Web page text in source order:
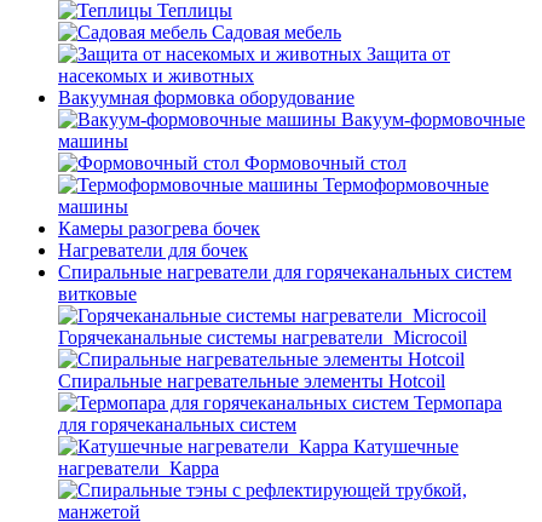
Теплицы
Садовая мебель
Защита от
насекомых и животных
Вакуумная формовка оборудование
Вакуум-формовочные
машины
Формовочный стол
Термоформовочные
машины
Камеры разогрева бочек
Нагреватели для бочек
Спиральные нагреватели для горячеканальных систем
витковые
Горячеканальные системы нагреватели_Microcoil
Спиральные нагревательные элементы Hotcoil
Термопара
для горячеканальных систем
Катушечные
нагреватели_Карра